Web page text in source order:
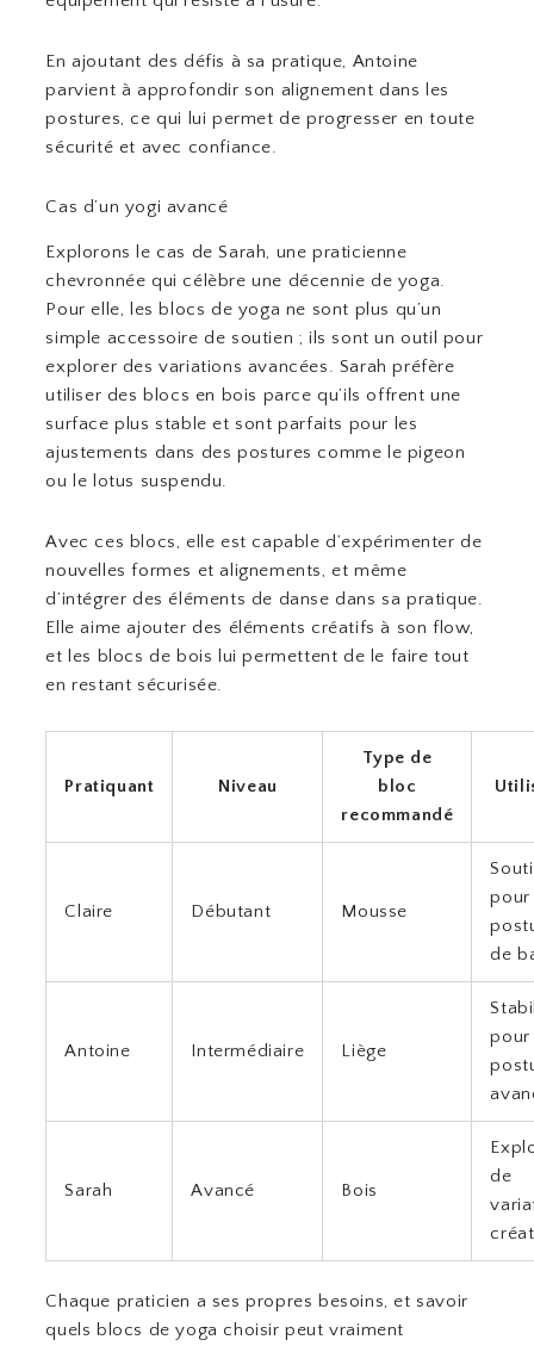
En ajoutant des défis à sa pratique, Antoine
parvient à approfondir son alignement dans les
postures, ce qui lui permet de progresser en toute
sécurité et avec confiance.
Cas d’un yogi avancé
Explorons le cas de Sarah, une praticienne
chevronnée qui célèbre une décennie de yoga.
Pour elle, les blocs de yoga ne sont plus qu’un
simple accessoire de soutien ; ils sont un outil pour
explorer des variations avancées. Sarah préfère
utiliser des blocs en bois parce qu’ils offrent une
surface plus stable et sont parfaits pour les
ajustements dans des postures comme le pigeon
ou le lotus suspendu.
Avec ces blocs, elle est capable d’expérimenter de
nouvelles formes et alignements, et même
d’intégrer des éléments de danse dans sa pratique.
Elle aime ajouter des éléments créatifs à son flow,
et les blocs de bois lui permettent de le faire tout
en restant sécurisée.
Pratiquant Niveau
Type de
bloc
recommandé
Claire Débutant Mousse
pour
de
Antoine Intermédiaire Liège
pour
Sarah Avancé Bois
de
Chaque praticien a ses propres besoins, et savoir
quels blocs de yoga choisir peut vraiment